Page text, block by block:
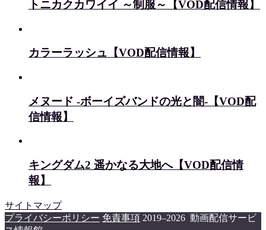
トニカクカワイイ ～制服～【VOD配信情報】
カラーラッシュ【VOD配信情報】
メヌード -ボーイズバンドの光と闇-【VOD配
信情報】
キングダム2 遥かなる大地へ【VOD配信情
報】
サイトマップ
プライバシーポリシー 免責事項 2019–2026 動画配信サービ